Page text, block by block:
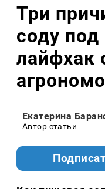
Три
соду
лайфхак
Екатерина
Автор статьи